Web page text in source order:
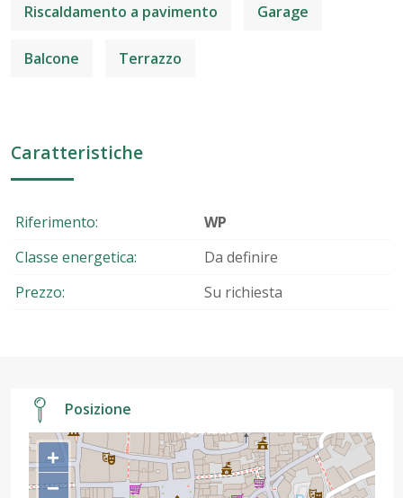
Riscaldamento a pavimento Garage
Balcone Terrazzo
Caratteristiche
Riferimento:
WP
Classe energetica:
Da definire
Prezzo:
Su richiesta
Posizione
+
−